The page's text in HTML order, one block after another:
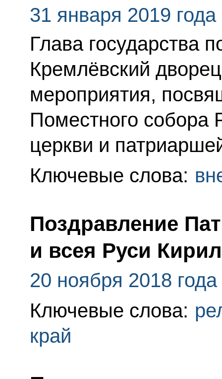
31 января 2019 года
Глава государства
Кремлёвский
мероприятия,
Поместного собора
церкви и
Ключевые слова:
Поздравление
и всея Руси
20 ноября 2018 года
Ключевые слова:
край